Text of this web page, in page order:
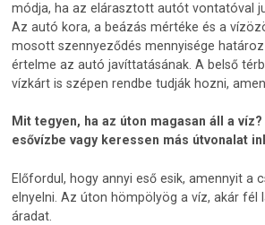
módja, ha az elárasztott autót vontatóval
Az autó kora, a beázás mértéke és a
mosott szennyeződés mennyisége
értelme az autó javíttatásának. A belső
vízkárt is szépen rendbe tudják hozni,
Mit tegyen, ha az úton magasan áll a
esővízbe vagy keressen más útvonalat
Előfordul, hogy annyi eső esik, amennyit a
elnyelni. Az úton hömpölyög a víz, akár fél
áradat.